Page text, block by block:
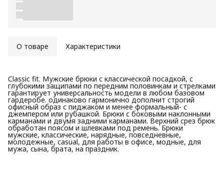
О товаре Характеристики
Classic fit. Мужские брюки с классической посадкой, с
глубокими защипами по передним половинкам и стрелками
гарантирует универсальность модели в любом базовом
гардеробе. одинаково гармонично дополнит строгий
офисный образ с пиджаком и менее формальный- с
джемпером или рубашкой. Брюки с боковыми наклонными
карманами и двумя задними карманами. Верхний срез брюк
обработан поясом и шлевками под ремень. Брюки
мужские, классические, нарядные, повседневные,
молодежные, casual, для работы в офисе, модные, для
мужа, сына, брата, на праздник.